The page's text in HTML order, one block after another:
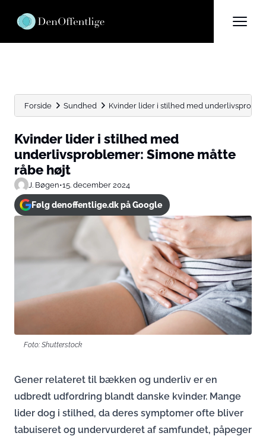
Forside Sundhed Kvinder lider i stilhed med
Kvinder lider i stilhed med
underlivsproblemer: Simone måtte
råbe højt
J. Bøgen•15. december 2024
Følg denoffentlige.dk på Google
Foto: Shutterstock
Gener relateret til bækken og underliv er en
udbredt udfordring blandt danske kvinder. Mange
lider dog i stilhed, da deres symptomer ofte bliver
tabuiseret og undervurderet af samfundet, påpeger